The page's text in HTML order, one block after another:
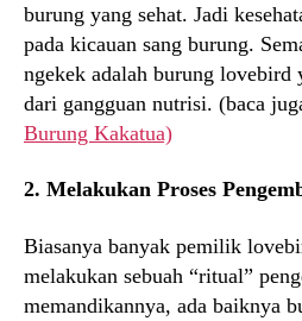
burung yang sehat. Jadi
pada kicauan sang burung.
ngekek adalah burung lovebird
dari gangguan nutrisi. (baca
Burung Kakatua)
2. Melakukan Proses
Biasanya banyak pemilik
melakukan sebuah “ritual”
memandikannya, ada baiknya